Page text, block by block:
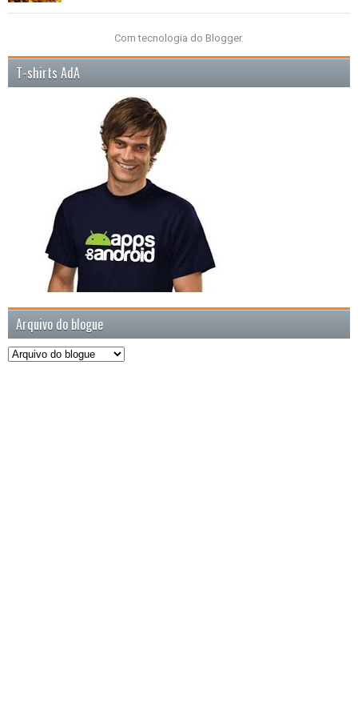
Com tecnologia do Blogger.
T-shirts AdA
Arquivo do blogue